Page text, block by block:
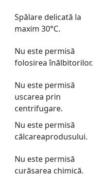
Spălare delicată la
maxim 30°C.
Nu este permisă
folosirea înălbitorilor.
Nu este permisă
uscarea prin
centrifugare.
Nu este permisă
călcareaprodusului.
Nu este permisă
curășarea chimică.